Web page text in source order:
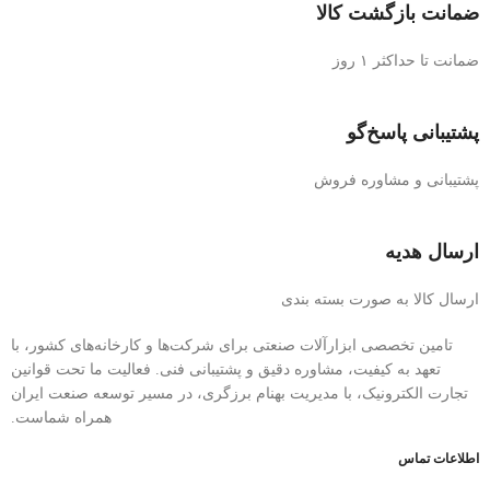
ضمانت بازگشت کالا
ضمانت تا حداکثر ۱ روز
پشتیبانی پاسخ‌گو
پشتیبانی و مشاوره فروش
ارسال هدیه
ارسال کالا به صورت بسته بندی
تامین تخصصی ابزارآلات صنعتی برای شرکت‌ها و کارخانه‌های کشور، با
تعهد به کیفیت، مشاوره دقیق و پشتیبانی فنی. فعالیت ما تحت قوانین
تجارت الکترونیک، با مدیریت بهنام برزگری، در مسیر توسعه صنعت ایران
همراه شماست.
اطلاعات تماس